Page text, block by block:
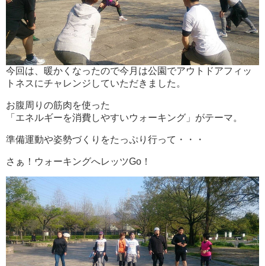
今回は、暖かくなったので今月は公園でアウトドアフィッ
トネスにチャレンジしていただきました。
お腹周りの筋肉を使った
「エネルギーを消費しやすいウォーキング」がテーマ。
準備運動や姿勢づくりをたっぷり行って・・・
さぁ！ウォーキングへレッツGo！